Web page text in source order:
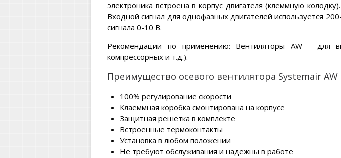
электроника встроена в корпус двигателя (клеммную
Входной сигнал для однофазных двигателей используется
сигнала 0-10 В.
Рекомендации по применению: Вентиляторы AW - для
компрессорных и т.д.).
Преимущество осевого вентилятора Systemair AW
100% регулирование скорости
Клаеммная коробка смонтирована на корпусе
Защитная решетка в комплекте
Встроенные термоконтакты
Установка в любом положении
Не требуют обслуживания и надежны в работе